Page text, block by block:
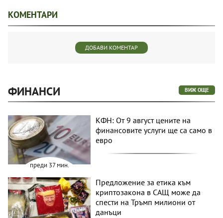
КОМЕНТАРИ
ДОБАВИ КОМЕНТАР
ФИНАНСИ ВИЖ ОЩЕ
преди 37 мин.
КФН: От 9 август цените на
финансовите услуги ще са само в
евро
Предложение за етика към
криптозакона в САЩ може да
спести на Тръмп милиони от
данъци